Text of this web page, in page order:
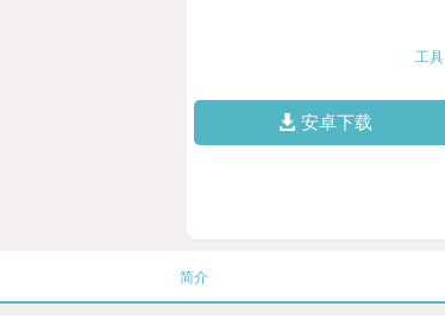
工具
安卓下载
简介